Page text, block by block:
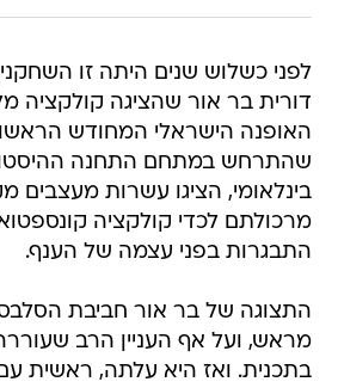
לפני כשלוש שנים היתה זו
דורית בר אור שהציגה קולקציה
האופנה הישראלי המחודש
שהתרחש במתחם התחנה
בינלאומי, הציגו עשרות מעצבים
מרכולתם לכדי קולקציה
התבגרות בפני עצמה של הענף.
התצוגה של בר אור חביבת
מראש, ועל אף העניין הרב
בתכנית. ואז היא עלתה, ראשית